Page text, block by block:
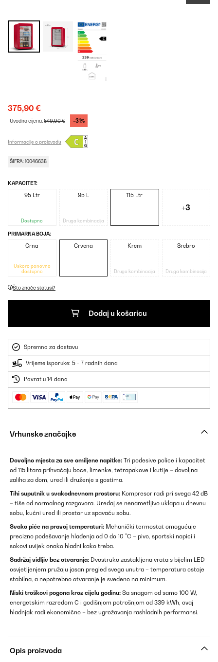
375,90 €
Uvodna cijena:549,90 € -31%
Informacije o proizvodu
ŠIFRA: 10046638
KAPACITET:
95 Ltr
Dostupno
95 L
Druga kombinacija
115 Ltr
+3
PRIMARNA BOJA:
Crna
Uskoro ponovno
dostupno
Crvena Krem
Druga kombinacija
Srebro
Druga kombinacija
Što znače statusi?
Dodaj u košaricu
Spremno za dostavu
Vrijeme isporuke: 5 - 7 radnih dana
Povrat u 14 dana
Vrhunske značajke
Dovoljno mjesta za sve omiljene napitke: Tri podesive police i kapacitet
od 115 litara prihvaćaju boce, limenke, tetrapakove i kutije – dovoljna
zaliha za dom, ured ili druženje s gostima.
Tihi suputnik u svakodnevnom prostoru: Kompresor radi pri svega 42 dB
– tiše od normalnog razgovora. Uređaj se nenametljivo uklapa u dnevnu
sobu, kućni ured ili prostor uz spavaću sobu.
Svako piće na pravoj temperaturi: Mehanički termostat omogućuje
precizno podešavanje hlađenja od 0 do 10 °C – pivo, sportski napici i
sokovi uvijek onako hladni kako treba.
Sadržaj vidljiv bez otvaranja: Dvostruko zastakljena vrata s bijelim LED
osvjetljenjem pružaju jasan pregled svega unutra – temperatura ostaje
stabilna, a nepotrebno otvaranje je svedeno na minimum.
Niski troškovi pogona kroz cijelu godinu: Sa snagom od samo 100 W,
energetskim razredom C i godišnjom potrošnjom od 339 kWh, ovaj
hladnjak radi ekonomično – bez ugrožavanja rashladnih performansi.
Opis proizvoda